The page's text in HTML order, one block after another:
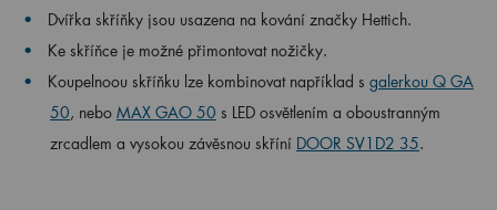
Dvířka skříňky jsou usazena na kování značky Hettich.
Ke skříňce je možné přimontovat nožičky.
Koupelnoou skříňku lze kombinovat například s galerkou Q GA
50, nebo MAX GAO 50 s LED osvětlením a oboustranným
zrcadlem a vysokou závěsnou skříní DOOR SV1D2 35.